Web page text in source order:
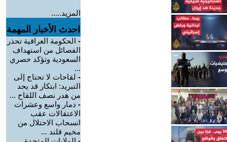
المزيد.....
احدث الأخبار المهمة
- الحكومة العراقية تحذر
الفصائل من استهداف
السعودية وتؤكد حصري
...
- لقاحات لا تحتاج إلى
التبريد: ابتكار قد يحد
من هدر نصف اللقاح ...
- دمار واسع وعشرات
الاعتقالات عقب
انسحاب الاحتلال من
مخيم قلند ...